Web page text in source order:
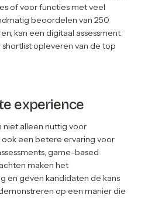
of voor functies met veel
beoordelen van 250
kan een digitaal assessment
opleveren van de top
experience
niet alleen nuttig voor
een betere ervaring voor
game-based
maken het
en geven kandidaten de kans
op een manier die